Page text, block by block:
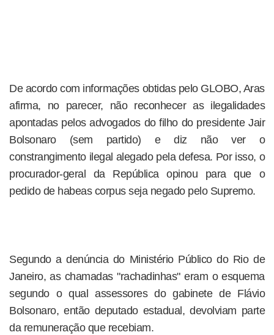
De acordo com informações obtidas pelo GLOBO, Aras
afirma, no parecer, não reconhecer as ilegalidades
apontadas pelos advogados do filho do presidente Jair
Bolsonaro (sem partido) e diz não ver o
constrangimento ilegal alegado pela defesa. Por isso, o
procurador-geral da República opinou para que o
pedido de habeas corpus seja negado pelo Supremo.
Segundo a denúncia do Ministério Público do Rio de
Janeiro, as chamadas "rachadinhas" eram o esquema
segundo o qual assessores do gabinete de Flávio
Bolsonaro, então deputado estadual, devolviam parte
da remuneração que recebiam.